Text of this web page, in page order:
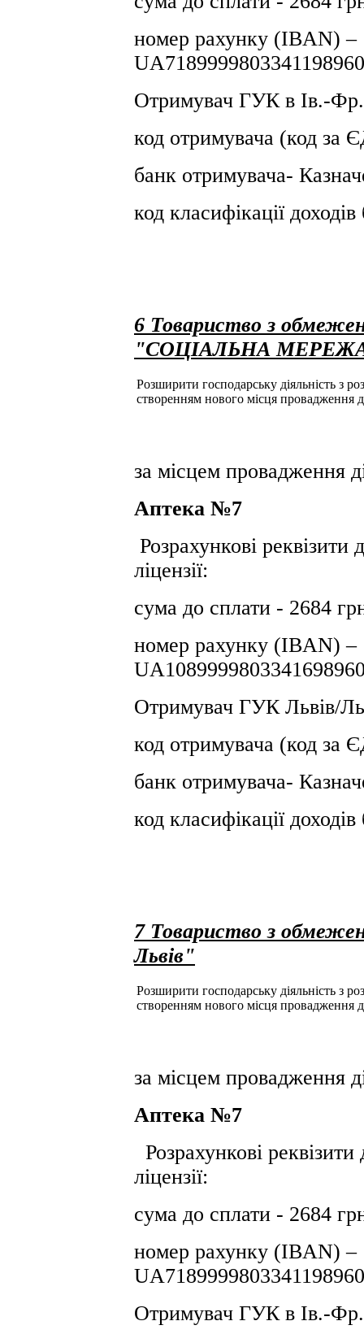
номер рахунку (IBAN) –
Отримувач ГУК в Iв.-
код отримувача (код
банк отримувача-
код класифікації
6 Товариство з
"СОЦІАЛЬНА
Розширити господарську діяльність з
створенням нового місця провадження
за місцем провадження
Аптека №7
Розрахункові
ліцензії:
сума до сплати - 2684
номер рахунку (IBAN) –
Отримувач ГУК Львiв/
код отримувача (код
банк отримувача-
код класифікації
7 Товариство з
Львів"
Розширити господарську діяльність з
створенням нового місця провадження
за місцем провадження
Аптека №7
Розрахункові
ліцензії:
сума до сплати - 2684
номер рахунку (IBAN) –
Отримувач ГУК в Iв.-